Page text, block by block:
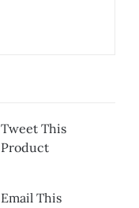
Tweet This
Product
Email This